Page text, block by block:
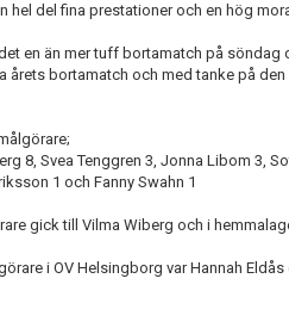
hel del fina prestationer och en hög
en än mer tuff bortamatch på söndag
årets bortamatch och med tanke på
8, Svea Tenggren 3, Jonna Libom 3,
1 och Fanny Swahn 1
gick till Vilma Wiberg och i
i OV Helsingborg var Hannah